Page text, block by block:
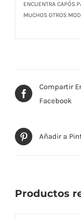
ENCUENTRA CAPÓS
MUCHOS OTROS
Compartir
Facebook
Añadir a
Productos